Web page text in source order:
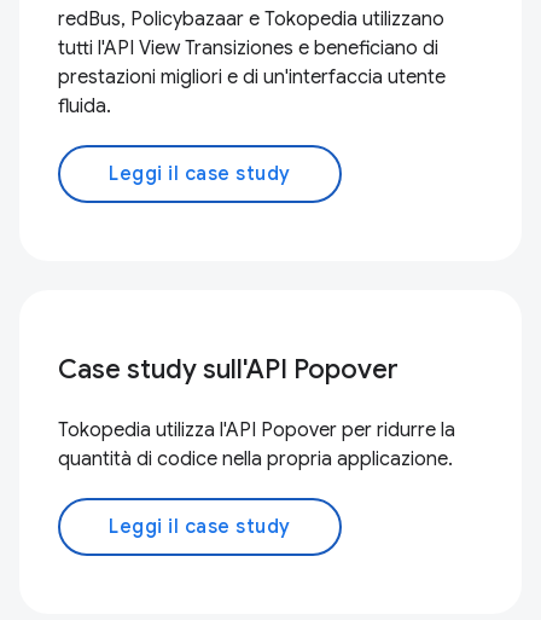
redBus, Policybazaar e Tokopedia utilizzano
tutti l'API View Transiziones e beneficiano di
prestazioni migliori e di un'interfaccia utente
fluida.
Leggi il case study
Case study sull'API Popover
Tokopedia utilizza l'API Popover per ridurre la
quantità di codice nella propria applicazione.
Leggi il case study